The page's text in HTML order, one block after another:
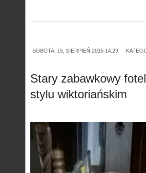
SOBOTA, 15, SIERPIEŃ 2015 14:29
Stary zabawkowy
stylu wiktoriańskim